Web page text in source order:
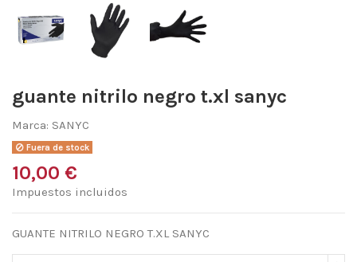
guante nitrilo negro t.xl sanyc
Marca: SANYC
Fuera de stock
10,00 €
Impuestos incluidos
GUANTE NITRILO NEGRO T.XL SANYC